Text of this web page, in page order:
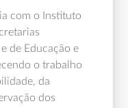
com o Instituto
de Educação e
o trabalho
da
dos